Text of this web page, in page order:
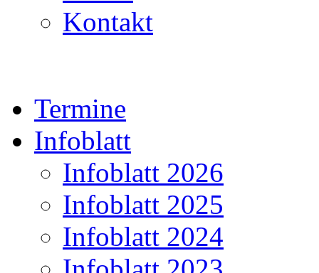
Kontakt
Termine
Infoblatt
Infoblatt 2026
Infoblatt 2025
Infoblatt 2024